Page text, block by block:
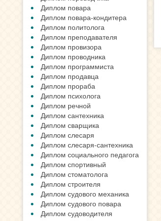
Диплом повара
Диплом повара-кондитера
Диплом политолога
Диплом преподавателя
Диплом провизора
Диплом проводника
Диплом программиста
Диплом продавца
Диплом прораба
Диплом психолога
Диплом речной
Диплом сантехника
Диплом сварщика
Диплом слесаря
Диплом слесаря-сантехника
Диплом социального педагога
Диплом спортивный
Диплом стоматолога
Диплом строителя
Диплом судового механика
Диплом судового повара
Диплом судоводителя